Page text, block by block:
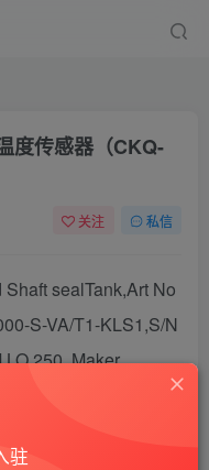
度传感器（CKQ-
关注 私信
sealTank,Art No
S-VA/T1-KLS1,S/N
250, Maker
DC 230V/2A/40W, AC
驻